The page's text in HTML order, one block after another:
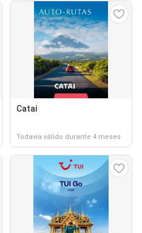
Catai
Todavía válido durante 4 meses